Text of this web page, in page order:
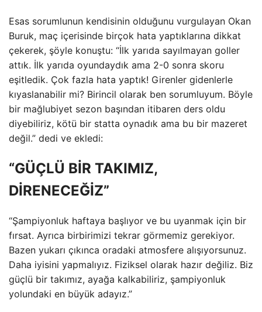
Esas sorumlunun kendisinin olduğunu vurgulayan Okan
Buruk, maç içerisinde birçok hata yaptıklarına dikkat
çekerek, şöyle konuştu: “İlk yarıda sayılmayan goller
attık. İlk yarıda oyundaydık ama 2-0 sonra skoru
eşitledik. Çok fazla hata yaptık! Girenler gidenlerle
kıyaslanabilir mi? Birincil olarak ben sorumluyum. Böyle
bir mağlubiyet sezon başından itibaren ders oldu
diyebiliriz, kötü bir statta oynadık ama bu bir mazeret
değil.” dedi ve ekledi:
“GÜÇLÜ BİR TAKIMIZ,
DİRENECEĞİZ”
“Şampiyonluk haftaya başlıyor ve bu uyanmak için bir
fırsat. Ayrıca birbirimizi tekrar görmemiz gerekiyor.
Bazen yukarı çıkınca oradaki atmosfere alışıyorsunuz.
Daha iyisini yapmalıyız. Fiziksel olarak hazır değiliz. Biz
güçlü bir takımız, ayağa kalkabiliriz, şampiyonluk
yolundaki en büyük adayız.”